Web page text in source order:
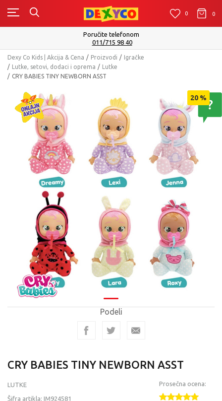
0 0 0
Poručite telefonom
011/715 98 40
Dexy Co Kids | Akcija & Cena Proizvodi
Igračke
Lutke, setovi, dodaci i oprema
Lutke
CRY BABIES TINY NEWBORN ASST
20 %
Podeli
CRY BABIES TINY NEWBORN ASST
LUTKE
Šifra artikla: IM924581
Prosečna ocena: